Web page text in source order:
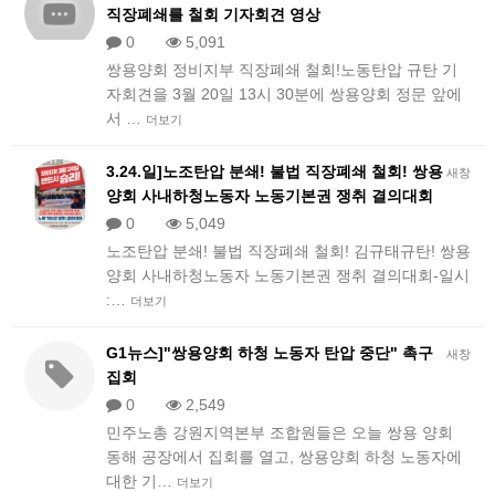
직장폐쇄를 철회 기자회견 영상
0
5,091
쌍용양회 정비지부 직장폐쇄 철회!노동탄압 규탄 기
자회견을 3월 20일 13시 30분에 쌍용양회 정문 앞에
서 …
더보기
새창
3.24.일]노조탄압 분쇄! 불법 직장폐쇄 철회! 쌍용
양회 사내하청노동자 노동기본권 쟁취 결의대회
0
5,049
​노조탄압 분쇄! 불법 직장폐쇄 철회! 김규태규탄! 쌍용
양회 사내하청노동자 노동기본권 쟁취 결의대회-일시
:…
더보기
새창
G1뉴스]"쌍용양회 하청 노동자 탄압 중단" 촉구
집회
0
2,549
민주노총 강원지역본부 조합원들은 오늘 쌍용 양회
동해 공장에서 집회를 열고, 쌍용양회 하청 노동자에
대한 기…
더보기